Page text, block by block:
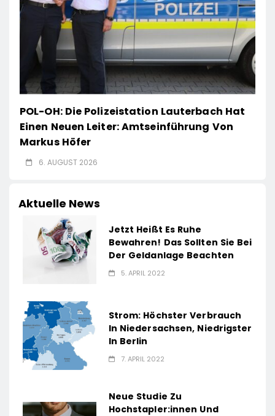
POL-OH: Die Polizeistation Lauterbach Hat
Einen Neuen Leiter: Amtseinführung Von
Markus Höfer
6. AUGUST 2026
Aktuelle News
Jetzt Heißt Es Ruhe
Bewahren! Das Sollten Sie Bei
Der Geldanlage Beachten
5. APRIL 2022
Strom: Höchster Verbrauch
In Niedersachsen, Niedrigster
In Berlin
7. APRIL 2022
Neue Studie Zu
Hochstapler:innen Und